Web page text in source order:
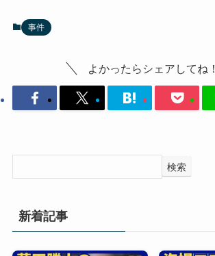
事件
よかったらシェアしてね！
検索
新着記事